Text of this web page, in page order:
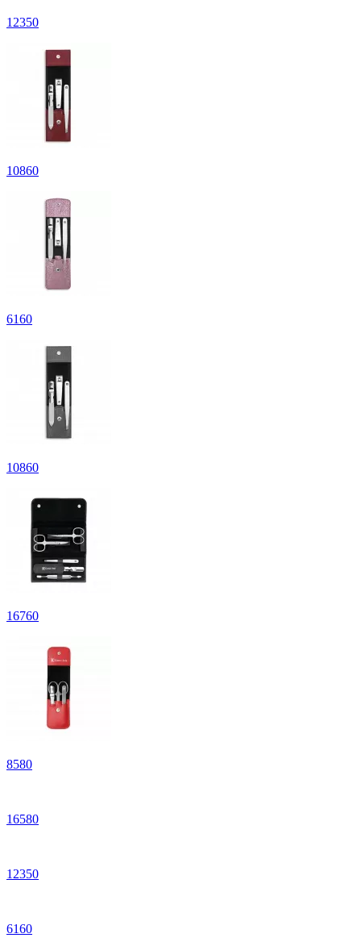
12350
10860
6160
10860
16760
8580
16580
12350
6160